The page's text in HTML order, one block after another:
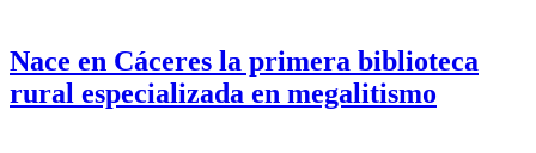
Nace en Cáceres la primera biblioteca
rural especializada en megalitismo